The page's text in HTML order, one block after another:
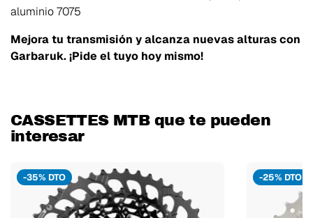
aluminio 7075
Mejora tu transmisión y alcanza nuevas alturas con
Garbaruk. ¡Pide el tuyo hoy mismo!
CASSETTES MTB que te pueden
interesar
-35% DTO -25% DTO